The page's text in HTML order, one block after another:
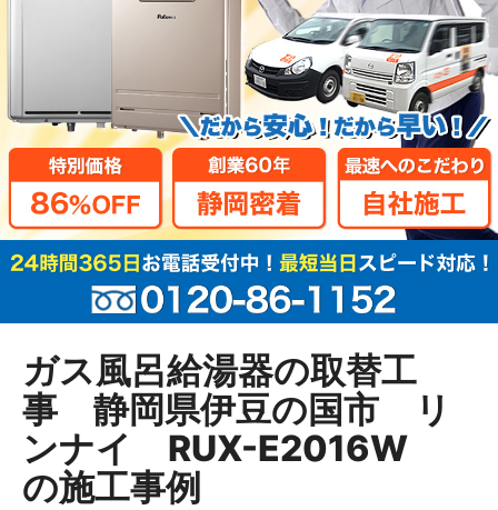
ガス風呂給湯器の取替工
事 静岡県伊豆の国市 リ
ンナイ RUX-E2016W
の施工事例